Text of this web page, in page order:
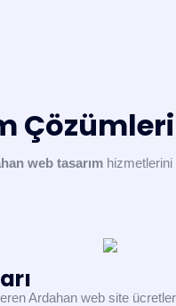
Çözümleri
web tasarım hizmetlerini
Ardahan web site